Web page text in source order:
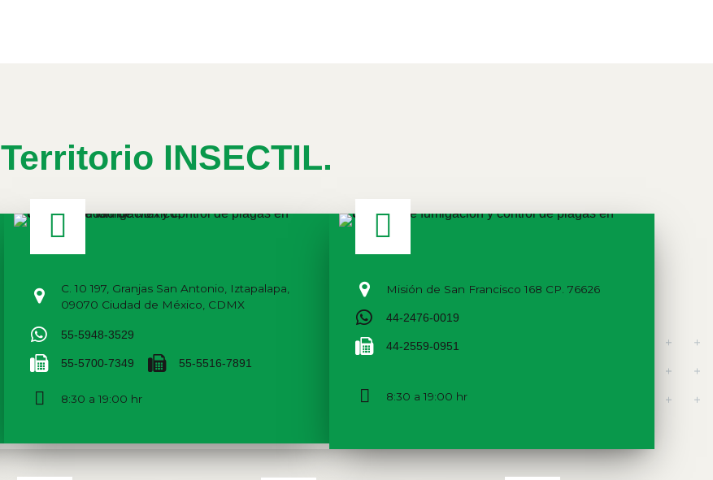
Territorio INSECTIL.
C. 10 197, Granjas San Antonio, Iztapalapa,
09070 Ciudad de México, CDMX
55-5948-3529
55-5700-7349 55-5516-7891
8:30 a 19:00 hr
Misión de San Francisco 168 CP. 76626
44-2476-0019
44-2559-0951
8:30 a 19:00 hr